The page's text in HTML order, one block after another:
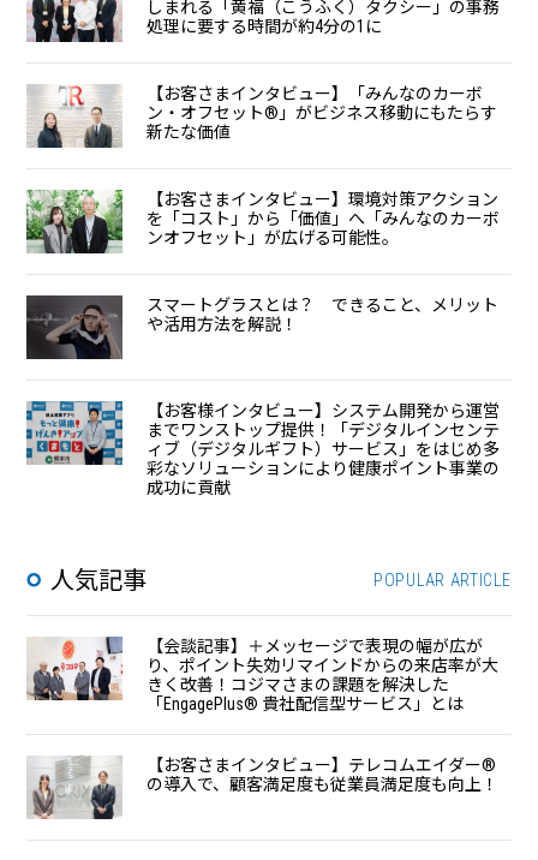
しまれる「黄福（こうふく）タクシー」の事務
処理に要する時間が約4分の1に
【お客さまインタビュー】「みんなのカーボ
ン・オフセット®」がビジネス移動にもたらす
新たな価値
【お客さまインタビュー】環境対策アクション
を「コスト」から「価値」へ「みんなのカーボ
ンオフセット」が広げる可能性。
スマートグラスとは？ できること、メリット
や活用方法を解説！
【お客様インタビュー】システム開発から運営
までワンストップ提供！「デジタルインセンテ
ィブ（デジタルギフト）サービス」をはじめ多
彩なソリューションにより健康ポイント事業の
成功に貢献
人気記事 POPULAR ARTICLE
【会談記事】＋メッセージで表現の幅が広が
り、ポイント失効リマインドからの来店率が大
きく改善！コジマさまの課題を解決した
「EngagePlus®︎ 貴社配信型サービス」とは
【お客さまインタビュー】テレコムエイダー®
の導入で、顧客満足度も従業員満足度も向上！